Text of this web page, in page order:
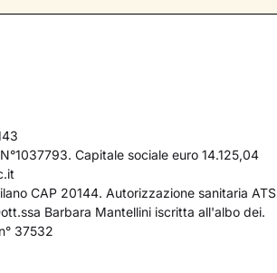
Capitale sociale euro 14.125,04
CAP 20144. Autorizzazione sanitaria ATS
Barbara Mantellini iscritta all'albo dei.
37532